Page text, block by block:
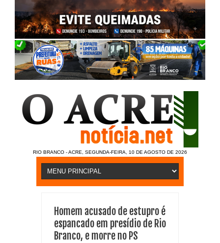
RIO BRANCO - ACRE, SEGUNDA-FEIRA, 10 DE AGOSTO DE 2026
Homem acusado de estupro é
espancado em presídio de Rio
Branco, e morre no PS